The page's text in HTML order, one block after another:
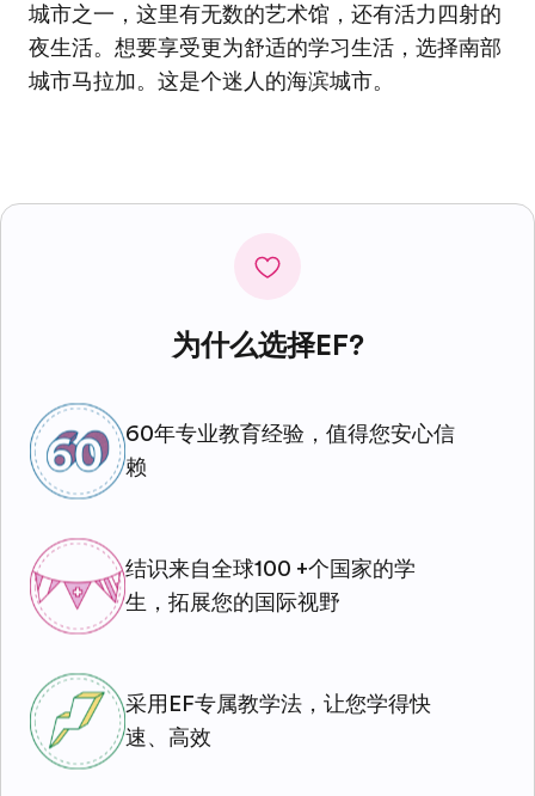
城市之一，这里有无数的艺术馆，还有活力四射的
夜生活。想要享受更为舒适的学习生活，选择南部
城市马拉加。这是个迷人的海滨城市。
为什么选择EF?
60年专业教育经验，值得您安心信
赖
结识来自全球100 +个国家的学
生，拓展您的国际视野
采用EF专属教学法，让您学得快
速、高效